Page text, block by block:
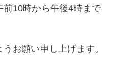
10時から午後4時まで
お願い申し上げます。